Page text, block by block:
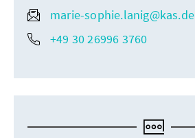
marie-sophie.lanig@kas.de
+49 30 26996 3760